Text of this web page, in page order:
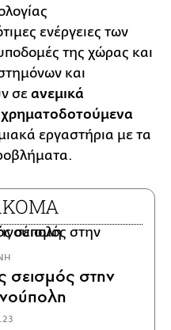
ενέργειες των
της χώρας και
και
σε ανεμικά
εργαστήρια με τα
σεισμός στην